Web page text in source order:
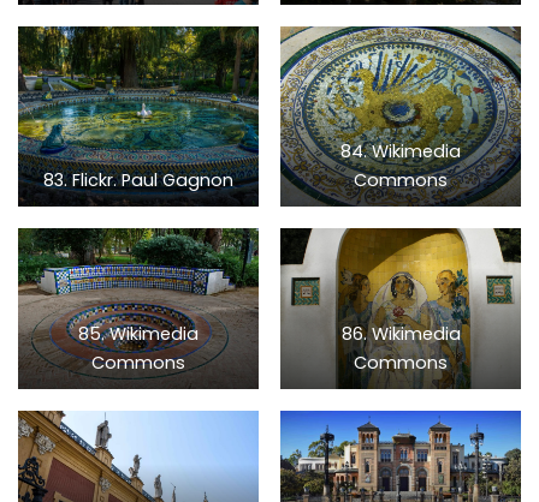
83. Flickr. Paul Gagnon
84. Wikimedia
Commons
85. Wikimedia
Commons
86. Wikimedia
Commons